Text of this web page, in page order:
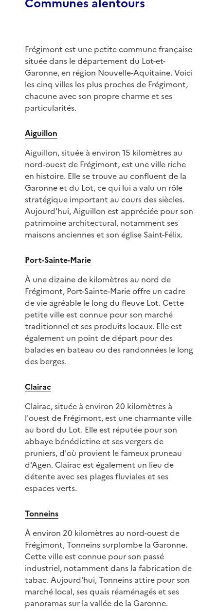
Communes alentours
Frégimont est une petite commune française
située dans le département du Lot-et-
Garonne, en région Nouvelle-Aquitaine. Voici
les cinq villes les plus proches de Frégimont,
chacune avec son propre charme et ses
particularités.
Aiguillon
Aiguillon, située à environ 15 kilomètres au
nord-ouest de Frégimont, est une ville riche
en histoire. Elle se trouve au confluent de la
Garonne et du Lot, ce qui lui a valu un rôle
stratégique important au cours des siècles.
Aujourd'hui, Aiguillon est appréciée pour son
patrimoine architectural, notamment ses
maisons anciennes et son église Saint-Félix.
Port-Sainte-Marie
À une dizaine de kilomètres au nord de
Frégimont, Port-Sainte-Marie offre un cadre
de vie agréable le long du fleuve Lot. Cette
petite ville est connue pour son marché
traditionnel et ses produits locaux. Elle est
également un point de départ pour des
balades en bateau ou des randonnées le long
des berges.
Clairac
Clairac, située à environ 20 kilomètres à
l'ouest de Frégimont, est une charmante ville
au bord du Lot. Elle est réputée pour son
abbaye bénédictine et ses vergers de
pruniers, d'où provient le fameux pruneau
d'Agen. Clairac est également un lieu de
détente avec ses plages fluviales et ses
espaces verts.
Tonneins
À environ 20 kilomètres au nord-ouest de
Frégimont, Tonneins surplombe la Garonne.
Cette ville est connue pour son passé
industriel, notamment dans la fabrication de
tabac. Aujourd'hui, Tonneins attire pour son
marché local, ses quais réaménagés et ses
panoramas sur la vallée de la Garonne.